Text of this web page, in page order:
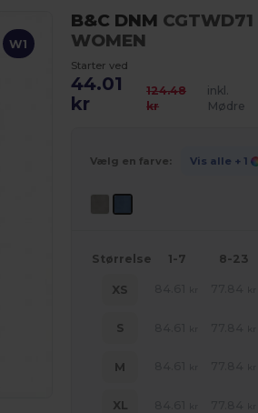
W1
B&C DNM CGTWD71
WOMEN
Starter ved
44.01
kr
124.48
kr
inkl.
Mødre
Vælg en farve: Vis alle + 1
Størrelse 1-7 8-23
XS
S
M
XL